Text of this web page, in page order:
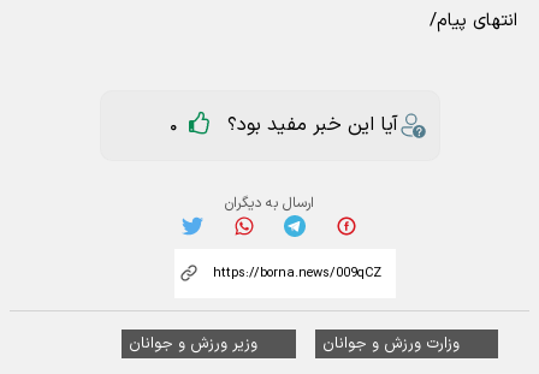
انتهای پیام/
آیا این خبر مفید بود؟ 0
ارسال به دیگران
وزارت ورزش و جوانان
وزیر ورزش و جوانان